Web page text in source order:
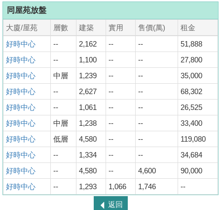
同屋苑放盤
大廈/屋苑 層數 建築 實用 售價(萬)
租金
好時中心
-- 2,162 -- --
51,888
好時中心
-- 1,100 -- --
27,800
好時中心
中層 1,239 -- --
35,000
好時中心
-- 2,627 -- --
68,302
好時中心
-- 1,061 -- --
26,525
好時中心
中層 1,238 -- --
33,400
好時中心
低層 4,580 -- --
119,080
好時中心
-- 1,334 -- --
34,684
好時中心
-- 4,580 -- 4,600
90,000
好時中心
-- 1,293 1,066 1,746 --
返回